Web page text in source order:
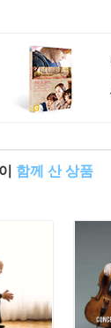
함께 산 상품